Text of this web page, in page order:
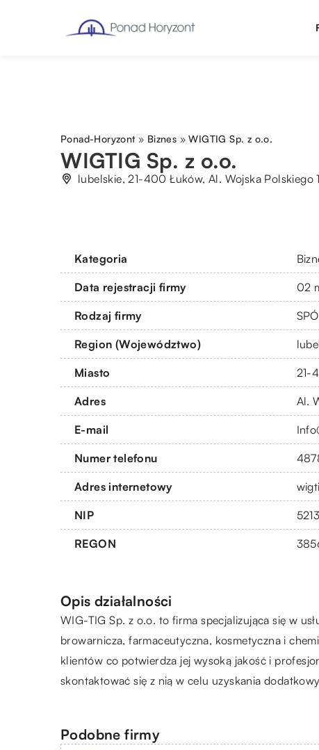
Ponad-Horyzont» Biznes »WIG­TIG Sp. z o.o.
WIG­TIG Sp. z o.o.
lubelskie, 21-400 Łuków, Al. Wojska Polskiego
Kategoria
Data rejestracji firmy 02
Rodzaj firmy
Region (Województwo)
Miasto 21-
Adres Al.
E-mail
Numer telefonu
Adres internetowy
NIP
REGON
Opis działalności
WIG-TIG Sp. z o.o. to firma specjalizująca się w
browarnicza, farmaceutyczna, kosmetyczna i
klientów co potwierdza jej wysoką jakość i
skontaktować się z nią w celu uzyskania
Podobne firmy